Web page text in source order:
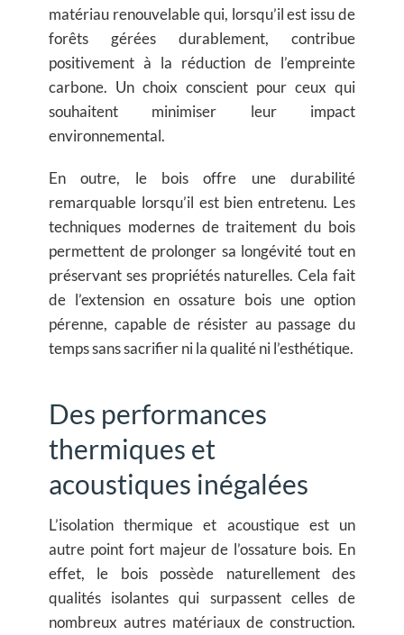
matériau renouvelable qui, lorsqu’il est issu de
forêts gérées durablement, contribue
positivement à la réduction de l’empreinte
carbone. Un choix conscient pour ceux qui
souhaitent minimiser leur impact
environnemental.
En outre, le bois offre une durabilité
remarquable lorsqu’il est bien entretenu. Les
techniques modernes de traitement du bois
permettent de prolonger sa longévité tout en
préservant ses propriétés naturelles. Cela fait
de l’extension en ossature bois une option
pérenne, capable de résister au passage du
temps sans sacrifier ni la qualité ni l’esthétique.
Des performances
thermiques et
acoustiques inégalées
L’isolation thermique et acoustique est un
autre point fort majeur de l’ossature bois. En
effet, le bois possède naturellement des
qualités isolantes qui surpassent celles de
nombreux autres matériaux de construction.